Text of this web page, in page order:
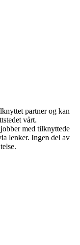
partner og kan
vårt.
med tilknyttede
lenker. Ingen del av